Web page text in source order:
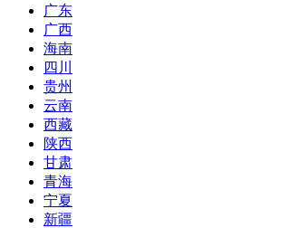
广东
广西
海南
四川
贵州
云南
西藏
陕西
甘肃
青海
宁夏
新疆